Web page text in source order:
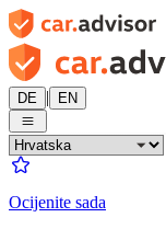
DE | EN
Ocijenite sada